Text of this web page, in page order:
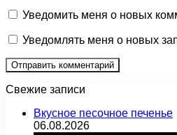
Уведомить меня о новых
Уведомлять меня о новых
Свежие записи
Вкусное песочное печенье
06.08.2026